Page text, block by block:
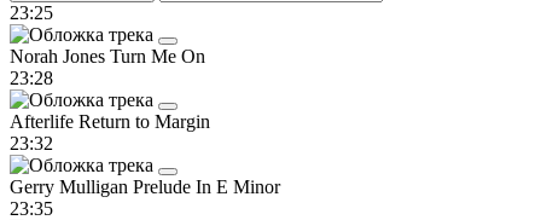
23:25
Norah Jones Turn Me On
23:28
Afterlife Return to Margin
23:32
Gerry Mulligan Prelude In E Minor
23:35